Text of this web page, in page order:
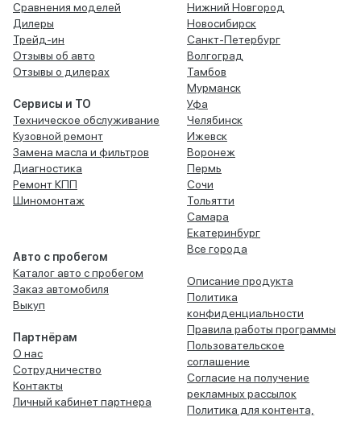
Сравнения моделей
Дилеры
Трейд-ин
Отзывы об авто
Отзывы о дилерах
Сервисы и ТО
Техническое обслуживание
Кузовной ремонт
Замена масла и фильтров
Диагностика
Ремонт КПП
Шиномонтаж
Авто с пробегом
Каталог авто с пробегом
Заказ автомобиля
Выкуп
Партнёрам
О нас
Сотрудничество
Контакты
Личный кабинет партнера
Нижний Новгород
Новосибирск
Санкт-Петербург
Волгоград
Тамбов
Мурманск
Уфа
Челябинск
Ижевск
Воронеж
Пермь
Сочи
Тольятти
Самара
Екатеринбург
Все города
Описание продукта
Политика
конфиденциальности
Правила работы программы
Пользовательское
соглашение
Согласие на получение
рекламных рассылок
Политика для контента,